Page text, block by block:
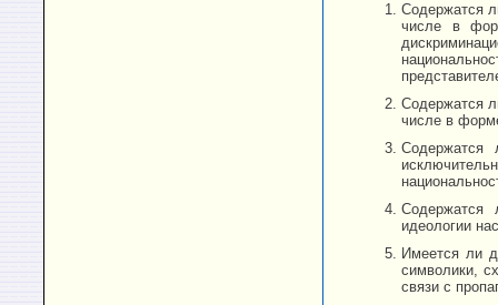
Содержатся
числе в
Содержатся
числе в
Содержатся
Содержатся
идеологии
Имеется ли
символики,
связи с